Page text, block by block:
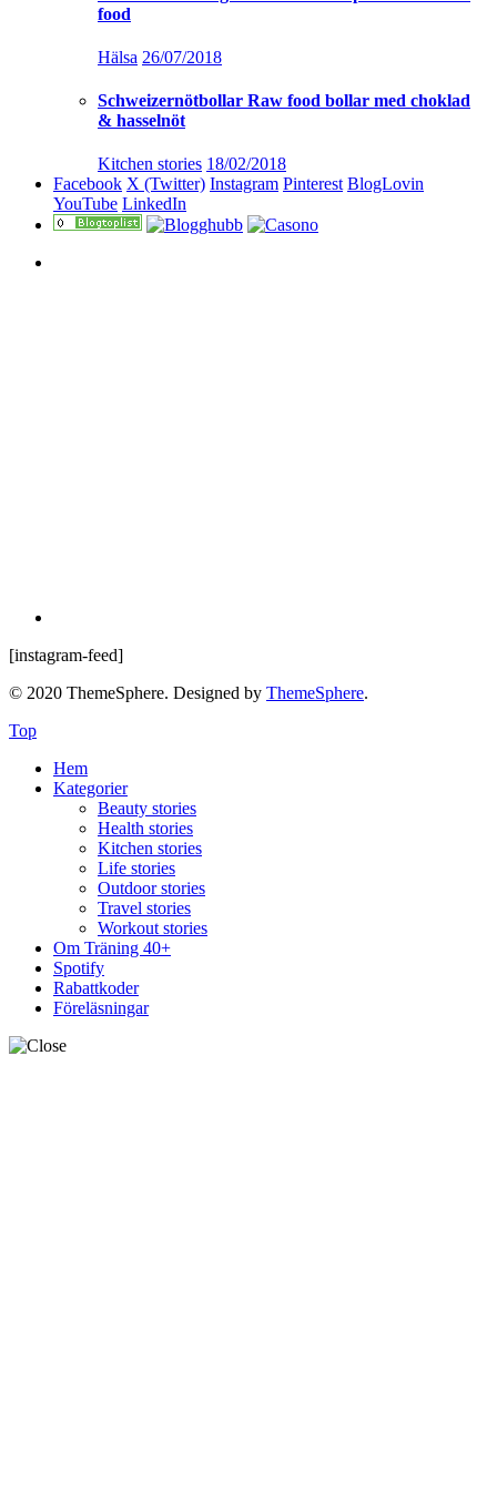
food
Hälsa 26/07/2018
Schweizernötbollar Raw food bollar med choklad
& hasselnöt
Kitchen stories 18/02/2018
Facebook X (Twitter) Instagram Pinterest BlogLovin
YouTube LinkedIn
[instagram-feed]
© 2020 ThemeSphere. Designed by ThemeSphere.
Top
Hem
Kategorier
Beauty stories
Health stories
Kitchen stories
Life stories
Outdoor stories
Travel stories
Workout stories
Om Träning 40+
Spotify
Rabattkoder
Föreläsningar